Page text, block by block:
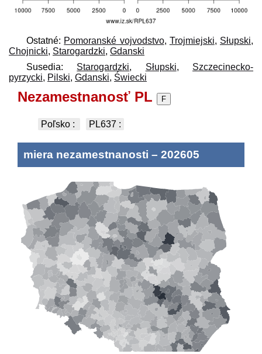
Ostatné: Pomoranské vojvodstvo, Trojmiejski, Słupski,
Chojnicki, Starogardzki, Gdanski
Susedia: Starogardzki, Słupski, Szczecinecko-
pyrzycki, Pilski, Gdanski, Świecki
Nezamestnanosť PL F
Poľsko : PL637 :
miera nezamestnanosti – 202605